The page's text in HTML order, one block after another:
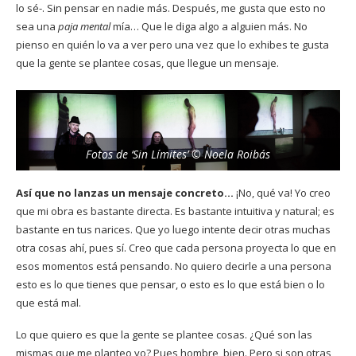
lo sé-. Sin pensar en nadie más. Después, me gusta que esto no
sea una paja mentalmía… Que le diga algo a alguien más. No
pienso en quién lo va a ver pero una vez que lo exhibes te gusta
que la gente se plantee cosas, que llegue un mensaje.
Fotos de ‘Sin Límites’ © Noela Roibás
Así que no lanzas un mensaje concreto… ¡No, qué va! Yo creo
que mi obra es bastante directa. Es bastante intuitiva y natural; es
bastante en tus narices. Que yo luego intente decir otras muchas
otra cosas ahí, pues sí. Creo que cada persona proyecta lo que en
esos momentos está pensando. No quiero decirle a una persona
esto es lo que tienes que pensar, o esto es lo que está bien o lo
que está mal.
Lo que quiero es que la gente se plantee cosas. ¿Qué son las
mismas que me planteo yo? Pues hombre, bien. Pero si son otras,